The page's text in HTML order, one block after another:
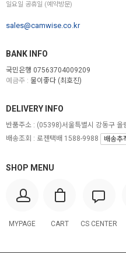
일요일 공휴일 (예약방문)
sales@camwise.co.kr
BANK INFO
국민은행 07563704009209
예금주 : 물이좋다 (최호진)
SHOP MENU
MYPAGE CART CS CENTER
DELIVERY INFO
반품주소 : (05398)서울특별시 강동구
배송조회 : 로젠택배 1588-9988
배송추